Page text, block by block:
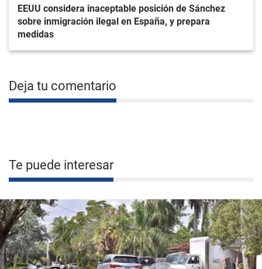
EEUU considera inaceptable posición de Sánchez
sobre inmigración ilegal en España, y prepara
medidas
Deja tu comentario
Te puede interesar